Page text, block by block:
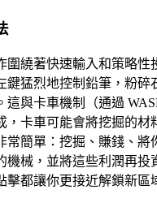
圍繞著快速輸入和策略性
鍵猛烈地控制鉛筆，粉碎
這與卡車機制（通過
，卡車可能會將挖掘的材
常簡單：挖掘、賺錢、將
機械，並將這些利潤再投
擊都讓你更接近解鎖新區